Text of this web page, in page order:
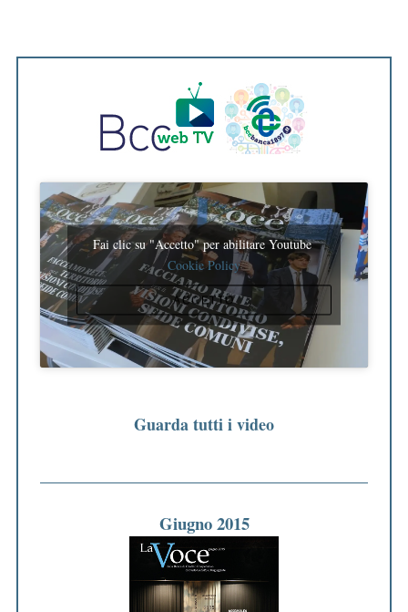
Fai clic su "Accetto" per abilitare Youtube
Cookie Policy
ACCETTO
Guarda tutti i video
Giugno 2015